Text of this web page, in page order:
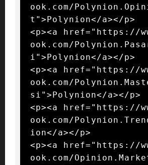
ook.com/
t">Polynion</a></p>
<p><a href="https://
ook.com/
i">Polynion</a></p>
<p><a href="https://
ook.com/
si">Polynion</a></p>
<p><a href="https://
ook.com/
ion</a></p>
<p><a href="https://
ook.com/